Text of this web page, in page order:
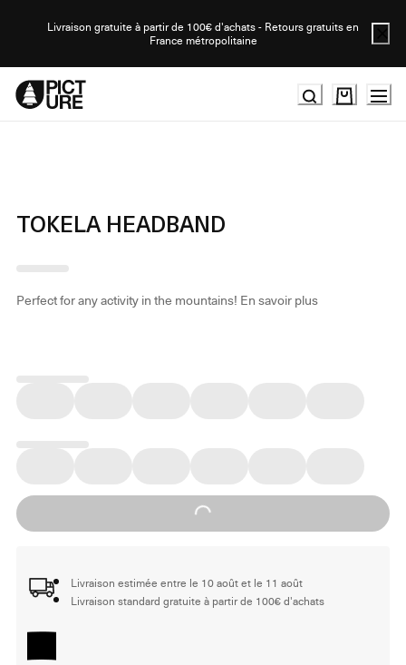
Livraison gratuite à partir de 100€ d'achats - Retours gratuits en
France métropolitaine
TOKELA HEADBAND
Perfect for any activity in the mountains! En savoir plus
Loading...
Livraison estimée entre le 10 août et le 11 août
Livraison standard gratuite à partir de 100€ d'achats